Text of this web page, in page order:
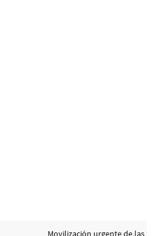
Movilización urgente de las